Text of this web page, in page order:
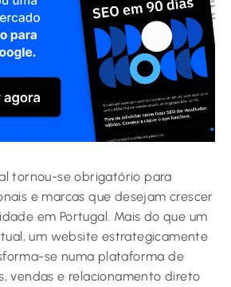
tornou-se obrigatório para
e marcas que desejam crescer
em Portugal. Mais do que um
um website estrategicamente
se numa plataforma de
vendas e relacionamento direto